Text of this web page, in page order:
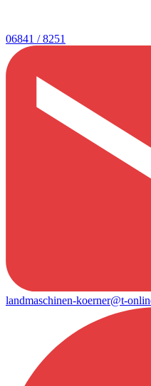
06841 / 8251
landmaschinen-koerner@t-